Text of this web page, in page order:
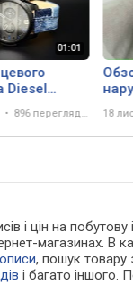
Diesel
896 переглядів 18
і цін на
магазинах. В
описи, пошук
і багато іншого.